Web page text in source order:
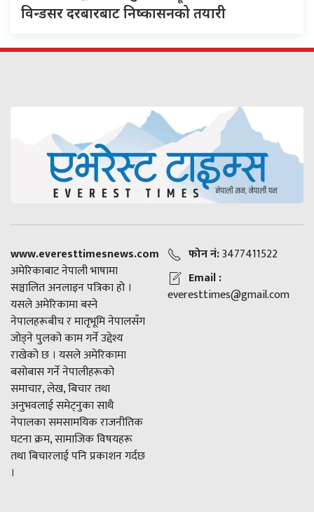
विन्डसर दरबारबाट निष्कासनको तयारी
www.everesttimesnews.com
अमेरिकाबाट नेपाली भाषामा
सञ्चालित अनलाइन पत्रिका हो ।
यसले अमेरिकामा बस्ने
नेपालहरूबीच र मातृभूमि नेपालसँग
जोड्ने पुलको काम गर्ने उद्देश्य
राखेको छ । यसले अमेरिकामा
बसोबास गर्ने नेपालीहरूको
समाचार, लेख, बिचार तथा
अनुभवलाई समेट्नुका साथै
नेपालका समसामयिक राजनीतिक
घटना क्रम, सामाजिक विषयहरू
तथा बिचारलाई पनि प्रकाशन गर्दछ
।
फोन नं:3477411522
Email :
everesttimes@gmail.com